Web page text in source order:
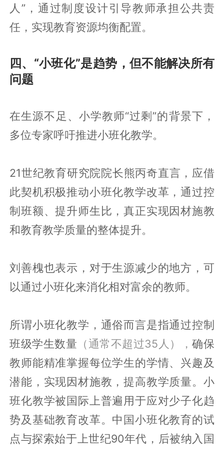
人”，通过制度设计引导教师承担公共责
任，实现教育资源均衡配置。
四、“小班化”是趋势，但不能解决所有
问题
在生源不足、小学教师“过剩”的背景下，
多位专家呼吁推进小班化教学。
21世纪教育研究院院长熊丙奇直言，应借
此契机积极推动小班化教学改革，通过控
制班额、提升师生比，真正实现因材施教
和教育教学质量的整体提升。
刘善槐也表示，对于生源减少的地方，可
以通过小班化来消化相对富余的教师。
所谓小班化教学，通俗而言是指通过控制
班级学生数量 （通常不超过35人），确保
教师能精准掌握每位学生的学情、兴趣及
潜能，实现因材施教，提高教学质量。小
班化教学被国际上普遍用于应对少子化趋
势及基础教育改革。中国小班化教育的试
点与探索始于上世纪90年代，后被纳入国